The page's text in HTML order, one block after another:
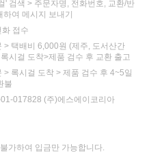
' 검색 > 주문자명, 전화번호, 교환/반
여 메시지 보내기
접수
> 택배비 6,000원 (제주, 도서산간
시걸 도착>제품 검수 후 교환 출고
록시걸 도착 > 제품 검수 후 4~5일
불
017828 (주)에스에이코리아
가하여 입금만 가능합니다.